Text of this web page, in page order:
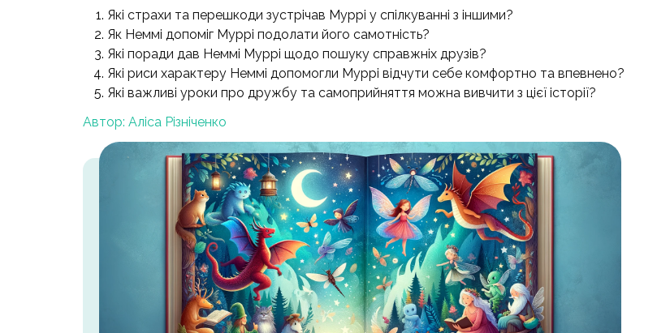
Які страхи та перешкоди зустрічав Муррі у спілкуванні з іншими?
Як Неммі допоміг Муррі подолати його самотність?
Які поради дав Неммі Муррі щодо пошуку справжніх друзів?
Які риси характеру Неммі допомогли Муррі відчути себе комфортно та впевнено?
Які важливі уроки про дружбу та самоприйняття можна вивчити з цієї історії?
Автор: Аліса Різніченко